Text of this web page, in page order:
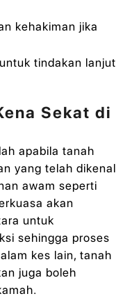
kehakiman jika
tindakan lanjut
Sekat di
apabila tanah
yang telah dikenal
awam seperti
akan
untuk
sehingga proses
kes lain, tanah
juga boleh